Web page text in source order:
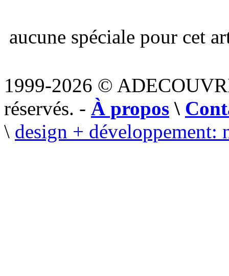
aucune spéciale pour cet
1999-2026 ©
réservés. - À propos \
\ design + développement: